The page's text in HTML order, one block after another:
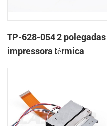
TP-628-054 2 polegadas
impressora térmica